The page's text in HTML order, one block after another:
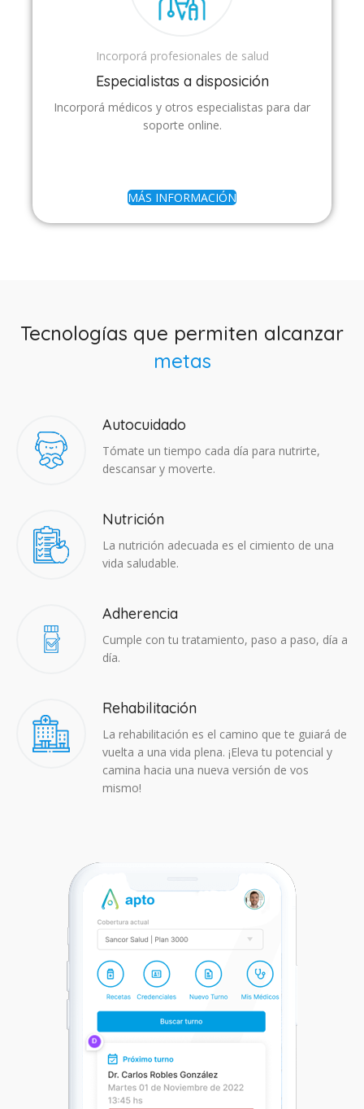
Incorporá profesionales de salud
Especialistas a disposición
Incorporá médicos y otros especialistas para dar
soporte online.
MÁS INFORMACIÓN
Tecnologías que permiten alcanzar
metas
Autocuidado
Tómate un tiempo cada día para nutrirte,
descansar y moverte.
Nutrición
La nutrición adecuada es el cimiento de una
vida saludable.
Adherencia​
Cumple con tu tratamiento, paso a paso, día a
día.
Rehabilitación
La rehabilitación es el camino que te guiará de
vuelta a una vida plena. ¡Eleva tu potencial y
camina hacia una nueva versión de vos
mismo!